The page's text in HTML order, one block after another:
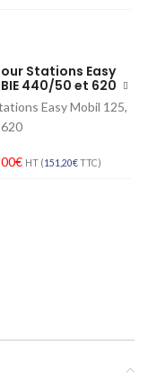
Stations Easy
440/50 et 620
Easy Mobil 125,
€ HT (151,20€TTC)